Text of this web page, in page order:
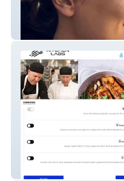
עמותת רוח נשית